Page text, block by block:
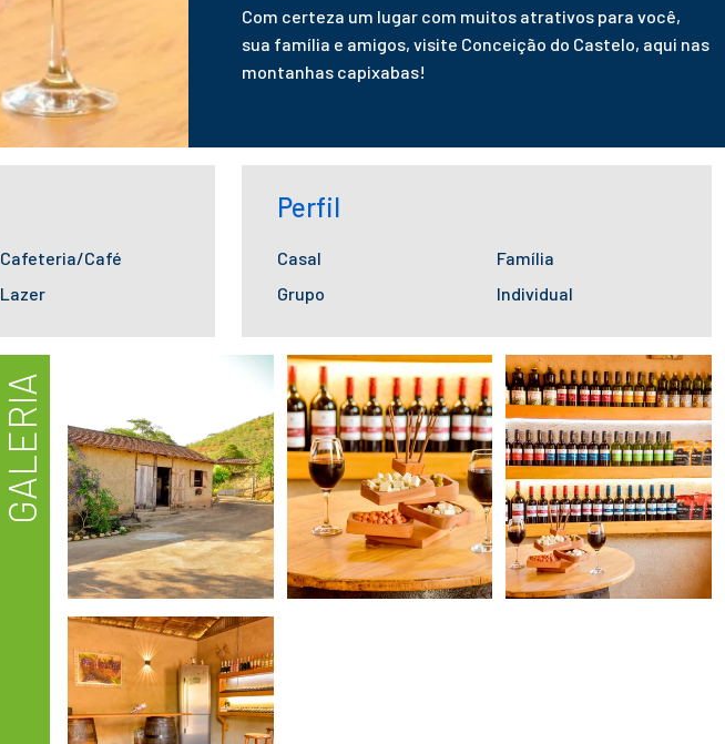
Com certeza um lugar com muitos atrativos para você,
sua família e amigos, visite Conceição do Castelo, aqui nas
montanhas capixabas!
Cafeteria/Café
Lazer
Perfil
Casal
Família
Grupo
Individual
GALERIA